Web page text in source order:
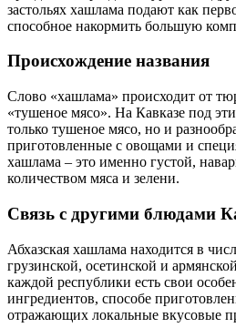
застольях хашлама подают как
способное накормить большую
Происхождение названия
Слово «хашлама» происходит от
«тушеное мясо». На Кавказе под
только тушеное мясо, но и
приготовленные с овощами и
хашлама – это именно густой,
количеством мяса и зелени.
Связь с другими блюдами
Абхазская хашлама находится в
грузинской, осетинской и
каждой республики есть свои
ингредиентов, способе
отражающих локальные вкусовые